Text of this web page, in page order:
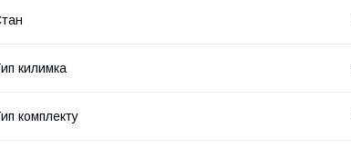
килимка
комплекту